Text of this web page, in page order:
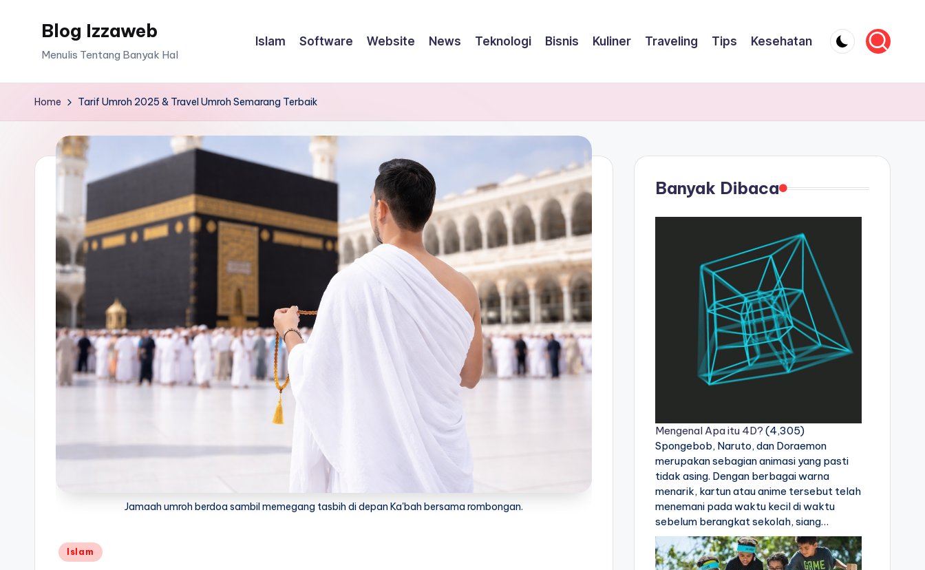
Blog Izzaweb
Menulis Tentang Banyak Hal
Islam Software Website News Teknologi Bisnis Kuliner Traveling Tips Kesehatan
Home Tarif Umroh 2025 & Travel Umroh Semarang Terbaik
Jamaah umroh berdoa sambil memegang tasbih di depan Ka'bah bersama rombongan.
Posted
Islam
Banyak Dibaca
Mengenal Apa itu 4D? (4,305)
Spongebob, Naruto, dan Doraemon
merupakan sebagian animasi yang pasti
tidak asing. Dengan berbagai warna
menarik, kartun atau anime tersebut telah
menemani pada waktu kecil di waktu
sebelum berangkat sekolah, siang…